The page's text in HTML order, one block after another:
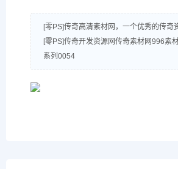
[零PS]传奇高清素材网，一个优秀的传奇
[零PS]传奇开发资源网传奇素材网996素
系列0054